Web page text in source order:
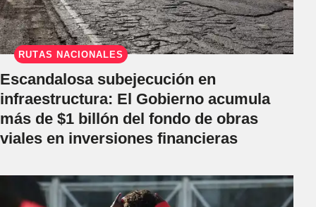
RUTAS NACIONALES
Escandalosa subejecución en
infraestructura: El Gobierno acumula
más de $1 billón del fondo de obras
viales en inversiones financieras